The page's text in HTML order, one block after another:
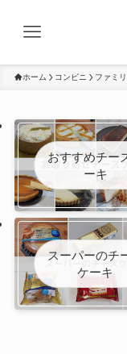
ホーム コンビニ ファミ
おすすめチー
ーキ
スーパーのチ
ケーキ